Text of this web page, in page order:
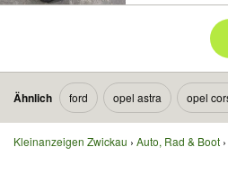
Ähnlich ford opel astra opel
Kleinanzeigen Zwickau Auto, Rad & Boot